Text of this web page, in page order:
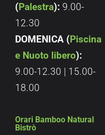
(Palestra): 9.00-
12.30
DOMENICA (Piscina
e Nuoto libero):
9.00-12.30 | 15.00-
18.00
Orari Bamboo Natural
Bistrò